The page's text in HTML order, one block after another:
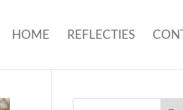
HOME REFLECTIES